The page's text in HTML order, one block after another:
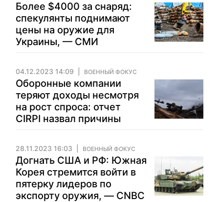
Более $4000 за снаряд:
спекулянты поднимают
цены на оружие для
Украины, — СМИ
04.12.2023 14:09 ВОЕННЫЙ ФОКУС
Оборонные компании
теряют доходы несмотря
на рост спроса: отчет
CIRPI назвал причины
28.11.2023 16:03 ВОЕННЫЙ ФОКУС
Догнать США и РФ: Южная
Корея стремится войти в
пятерку лидеров по
экспорту оружия, — CNBC